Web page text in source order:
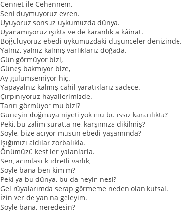
Cennet ile Cehennem.
Seni duymuyoruz evren.
Uyuyoruz sonsuz uykumuzda dünya.
Uyanamıyoruz ışıkta ve de karanlıkta kâinat.
Boğuluyoruz ebedi uykumuzdaki düşünceler denizinde.
Yalnız, yalnız kalmış varlıklarız doğada.
Gün görmüyor bizi,
Güneş bakmıyor bize,
Ay gülümsemiyor hiç.
Yapayalnız kalmış cahil yaratıklarız sadece.
Çırpınıyoruz hayallerimizde.
Tanrı görmüyor mu bizi?
Güneşin doğmaya niyeti yok mu bu ıssız karanlıkta?
Peki, bu zalim suratta ne, karşımıza dikilmiş?
Söyle, bize acıyor musun ebedi yaşamında?
Işığımızı aldılar zorbalıkla.
Önümüzü kestiler yalanlarla.
Sen, acınılası kudretli varlık,
Söyle bana ben kimim?
Peki ya bu dünya, bu da neyin nesi?
Gel rüyalarımda serap görmeme neden olan kutsal.
İzin ver de yanına geleyim.
Söyle bana, neredesin?